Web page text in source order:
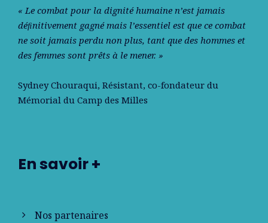
« Le combat pour la dignité humaine n’est jamais
déﬁnitivement gagné mais l’essentiel est que ce combat
ne soit jamais perdu non plus, tant que des hommes et
des femmes sont prêts à le mener. »
Sydney Chouraqui, Résistant, co-fondateur du
Mémorial du Camp des Milles
En savoir +
Nos partenaires